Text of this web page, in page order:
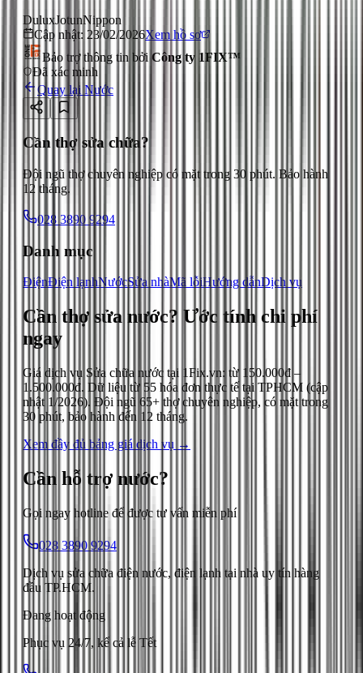
DuluxJotunNippon
Cập nhật: 23/02/2026Xem hồ sơ
Bảo trợ thông tin bởi Công ty 1FIX™
Đã xác minh
Quay lại Nước
Cần thợ sửa chữa?
Đội ngũ thợ chuyên nghiệp có mặt trong 30 phút. Bảo hành
12 tháng.
028 3890 9294
Danh mục
ĐiệnĐiện lạnhNướcSửa nhàMã lỗiHướng dẫnDịch vụ
Cần thợ sửa nước? Ước tính chi phí
ngay
Giá dịch vụ Sửa chữa nước tại 1Fix.vn: từ 150.000đ –
1.500.000đ. Dữ liệu từ 55 hóa đơn thực tế tại TPHCM (cập
nhật 1/2026). Đội ngũ 65+ thợ chuyên nghiệp, có mặt trong
30 phút, bảo hành đến 12 tháng.
Xem đầy đủ bảng giá dịch vụ →
Cần hỗ trợ nước?
Gọi ngay hotline để được tư vấn miễn phí
028 3890 9294
Dịch vụ sửa chữa điện nước, điện lạnh tại nhà uy tín hàng
đầu TP.HCM.
Đang hoạt động
Phục vụ 24/7, kể cả lễ Tết